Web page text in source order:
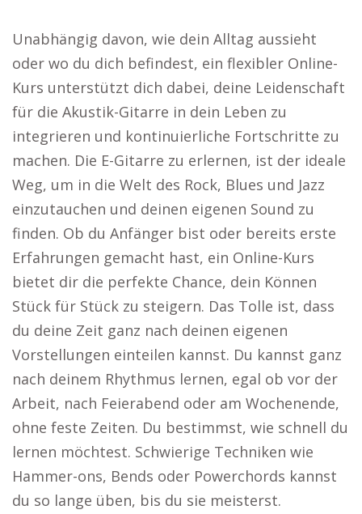
Unabhängig davon, wie dein Alltag aussieht
oder wo du dich befindest, ein flexibler Online-
Kurs unterstützt dich dabei, deine Leidenschaft
für die Akustik-Gitarre in dein Leben zu
integrieren und kontinuierliche Fortschritte zu
machen. Die E-Gitarre zu erlernen, ist der ideale
Weg, um in die Welt des Rock, Blues und Jazz
einzutauchen und deinen eigenen Sound zu
finden. Ob du Anfänger bist oder bereits erste
Erfahrungen gemacht hast, ein Online-Kurs
bietet dir die perfekte Chance, dein Können
Stück für Stück zu steigern. Das Tolle ist, dass
du deine Zeit ganz nach deinen eigenen
Vorstellungen einteilen kannst. Du kannst ganz
nach deinem Rhythmus lernen, egal ob vor der
Arbeit, nach Feierabend oder am Wochenende,
ohne feste Zeiten. Du bestimmst, wie schnell du
lernen möchtest. Schwierige Techniken wie
Hammer-ons, Bends oder Powerchords kannst
du so lange üben, bis du sie meisterst.